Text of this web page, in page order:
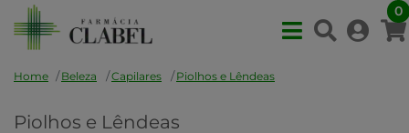
0
Home Beleza Capilares Piolhos e Lêndeas
Piolhos e Lêndeas